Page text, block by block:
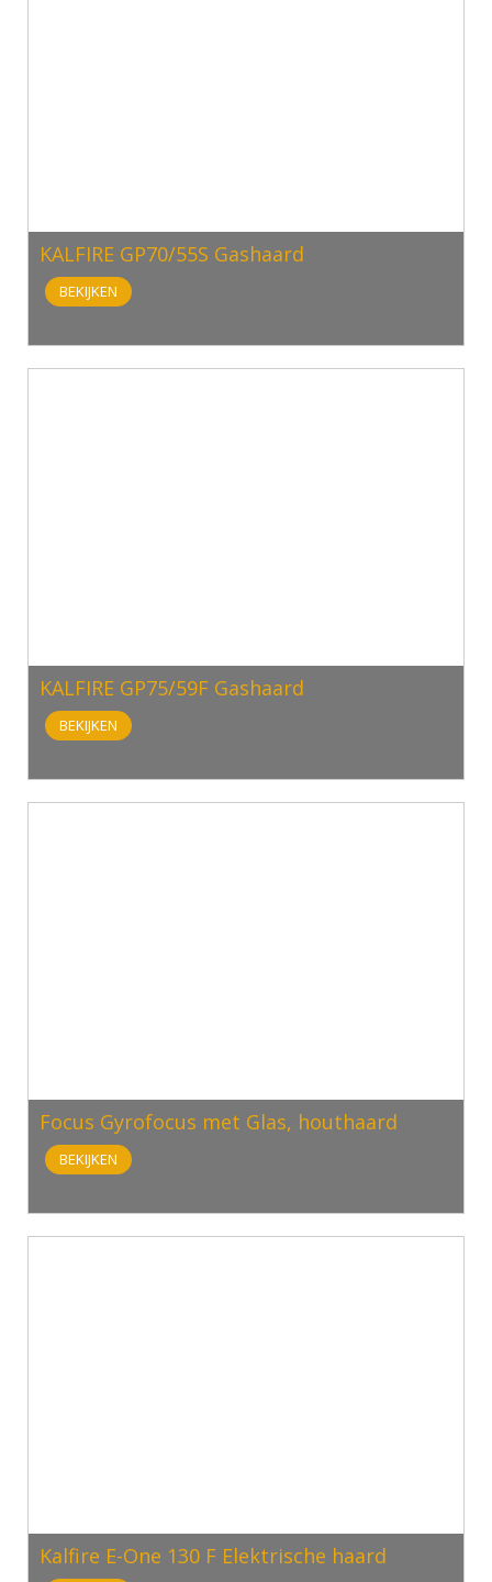
KALFIRE GP70/55S Gashaard
BEKIJKEN
KALFIRE GP75/59F Gashaard
BEKIJKEN
Focus Gyrofocus met Glas, houthaard
BEKIJKEN
Kalfire E-One 130 F Elektrische haard